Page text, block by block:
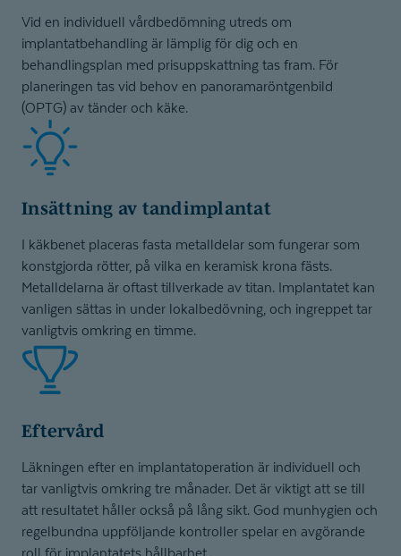
Vid en individuell vårdbedömning utreds om
implantatbehandling är lämplig för dig och en
behandlingsplan med prisuppskattning tas fram. För
planeringen tas vid behov en panoramaröntgenbild
(OPTG) av tänder och käke.
Insättning av tandimplantat
I käkbenet placeras fasta metalldelar som fungerar som
konstgjorda rötter, på vilka en keramisk krona fästs.
Metalldelarna är oftast tillverkade av titan. Implantatet kan
vanligen sättas in under lokalbedövning, och ingreppet tar
vanligtvis omkring en timme.
Eftervård
Läkningen efter en implantatoperation är individuell och
tar vanligtvis omkring tre månader. Det är viktigt att se till
att resultatet håller också på lång sikt. God munhygien och
regelbundna uppföljande kontroller spelar en avgörande